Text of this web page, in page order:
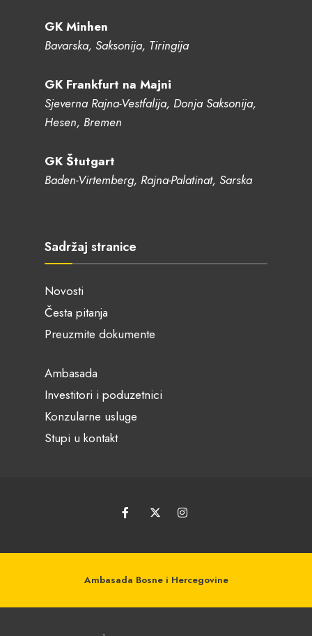
GK Minhen
Bavarska, Saksonija, Tiringija
GK Frankfurt na Majni
Sjeverna Rajna-Vestfalija, Donja Saksonija,
Hesen, Bremen
GK Štutgart
Baden-Virtemberg, Rajna-Palatinat, Sarska
Sadržaj stranice
Novosti
Česta pitanja
Preuzmite dokumente
Ambasada
Investitori i poduzetnici
Konzularne usluge
Stupi u kontakt
Ambasada Bosne i Hercegovine